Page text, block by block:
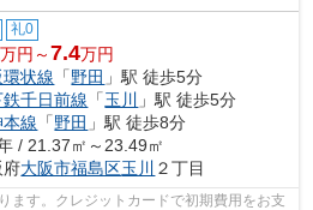
礼0
万円～7.4万円
環状線 「野田 」駅 徒歩5分
鉄千日前線 「玉川
」駅 徒歩5分
本線 「野田 」駅 徒歩8分
/ 21.37㎡～23.49㎡
府大阪市福島区玉川 ２丁目
ます。クレジットカードで初期費用をお支